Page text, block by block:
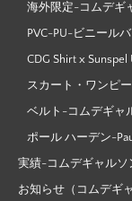
海外限定-コムデギ
PVC-PU-ビニール
CDG Shirt x
スカート・ワンピ
ベルト-コムデギャ
ポール ハーデン-
実績-コムデギャルソ
お知らせ（コムデギ